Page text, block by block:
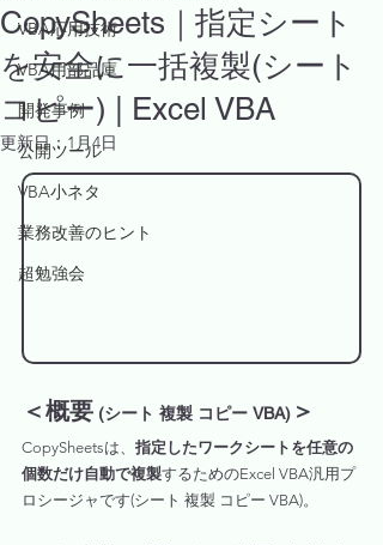
VBA応用技術
VBA用部品庫
開発事例
公開ツール
VBA小ネタ
業務改善のヒント
超勉強会
CopySheets｜指定シート
を安全に一括複製(シート
コピー) | Excel VBA
更新日：1月4日
＜概要 (シート 複製 コピー VBA) ＞
CopySheetsは、 指定したワークシートを任意の
個数だけ自動で複製するためのExcel VBA汎用プ
ロシージャです(シート 複製 コピー VBA)。